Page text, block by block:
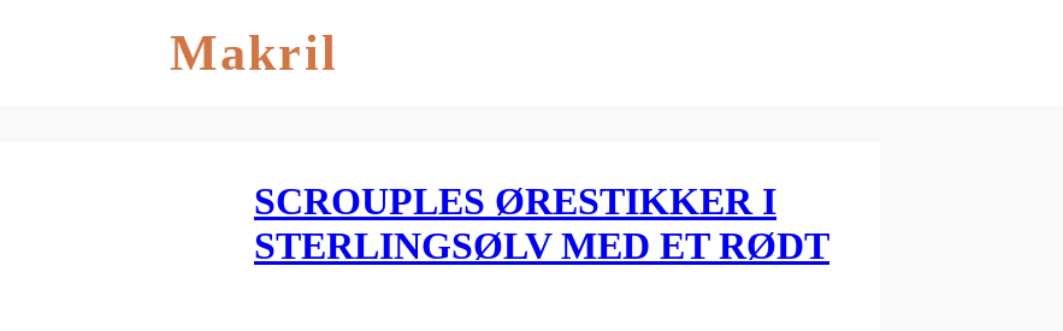
Makril
SCROUPLES ØRESTIKKER I
STERLINGSØLV MED ET RØDT